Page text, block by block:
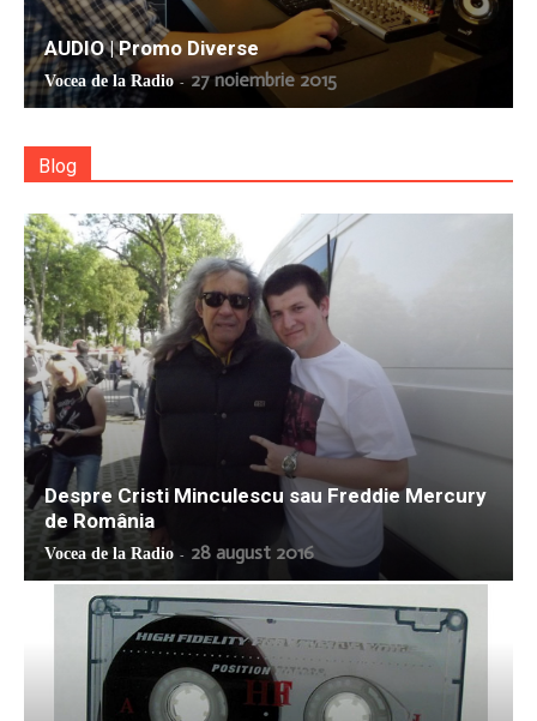
AUDIO | Promo Diverse
Vocea de la Radio - 27 noiembrie 2015
Blog
Despre Cristi Minculescu sau Freddie Mercury
de România
Vocea de la Radio - 28 august 2016